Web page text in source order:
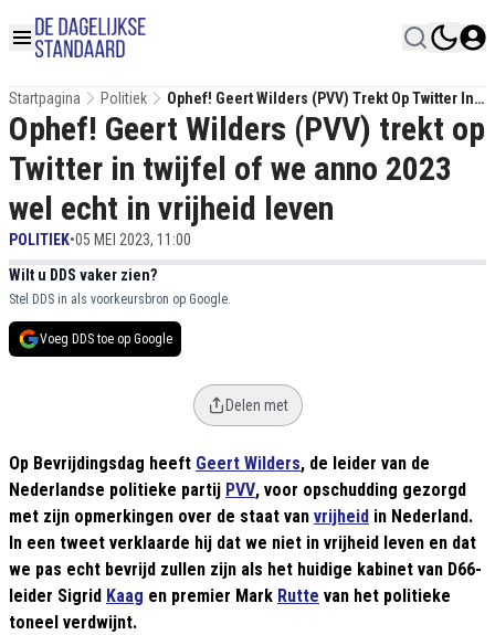
Startpagina Politiek
Ophef! Geert Wilders (PVV) Trekt Op Twitter In
Twijfel Of We Anno 2023 Wel Echt In Vrijheid
Leven
Ophef! Geert Wilders (PVV) trekt op
Twitter in twijfel of we anno 2023
wel echt in vrijheid leven
POLITIEK•05 MEI 2023, 11:00
Wilt u DDS vaker zien?
Stel DDS in als voorkeursbron op Google.
Voeg DDS toe op Google
Delen met
Op Bevrijdingsdag heeft Geert Wilders, de leider van de
Nederlandse politieke partij PVV, voor opschudding gezorgd
met zijn opmerkingen over de staat van vrijheid in Nederland.
In een tweet verklaarde hij dat we niet in vrijheid leven en dat
we pas echt bevrijd zullen zijn als het huidige kabinet van D66-
leider Sigrid Kaag en premier Mark Rutte van het politieke
toneel verdwijnt.